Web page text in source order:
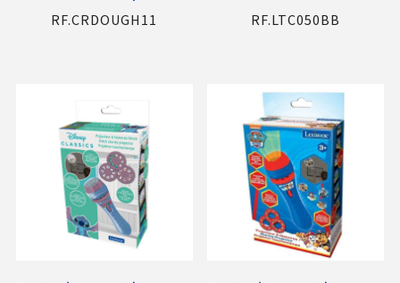
RF.CRDOUGH11
RF.LTC050BB